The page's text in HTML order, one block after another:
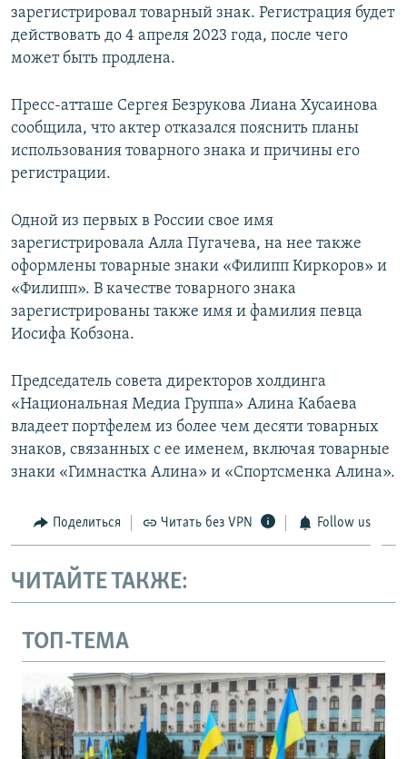
зарегистрировал товарный знак. Регистрация будет
действовать до 4 апреля 2023 года, после чего
может быть продлена.
Пресс-атташе Сергея Безрукова Лиана Хусаинова
сообщила, что актер отказался пояснить планы
использования товарного знака и причины его
регистрации.
Одной из первых в России свое имя
зарегистрировала Алла Пугачева, на нее также
оформлены товарные знаки «Филипп Киркоров» и
«Филипп». В качестве товарного знака
зарегистрированы также имя и фамилия певца
Иосифа Кобзона.
Председатель совета директоров холдинга
«Национальная Медиа Группа» Алина Кабаева
владеет портфелем из более чем десяти товарных
знаков, связанных с ее именем, включая товарные
знаки «Гимнастка Алина» и «Спортсменка Алина».
Поделиться Читать без VPN Follow us
ЧИТАЙТЕ ТАКЖЕ:
ТОП-ТЕМА